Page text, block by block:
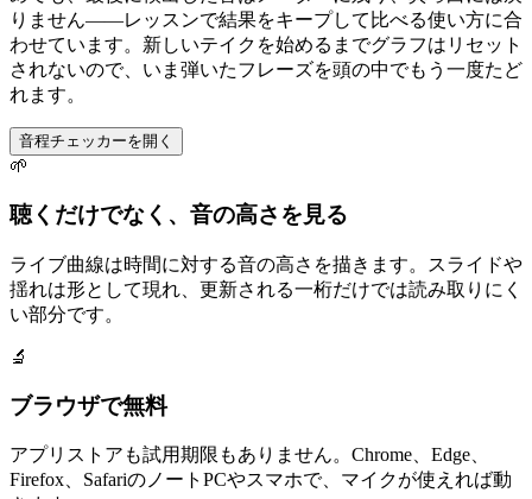
りません——レッスンで結果をキープして比べる使い方に合
わせています。新しいテイクを始めるまでグラフはリセット
されないので、いま弾いたフレーズを頭の中でもう一度たど
れます。
音程チェッカーを開く
🌱
聴くだけでなく、音の高さを見る
ライブ曲線は時間に対する音の高さを描きます。スライドや
揺れは形として現れ、更新される一桁だけでは読み取りにく
い部分です。
🔬
ブラウザで無料
アプリストアも試用期限もありません。Chrome、Edge、
Firefox、SafariのノートPCやスマホで、マイクが使えれば動